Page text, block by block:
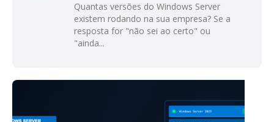
Quantas versões do Windows Server
existem rodando na sua empresa? Se a
resposta for "não sei ao certo" ou
"ainda...